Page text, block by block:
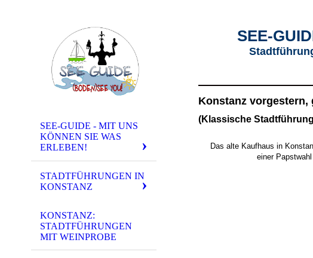
SEE-GUIDE - MIT UNS
KÖNNEN SIE WAS
ERLEBEN!
STADTFÜHRUNGEN IN
KONSTANZ
KONSTANZ:
STADTFÜHRUNGEN
MIT WEINPROBE
SEE-
Konstanz vorgestern,
(Klassische
Das alte Kaufhaus in
einer Papstwahl